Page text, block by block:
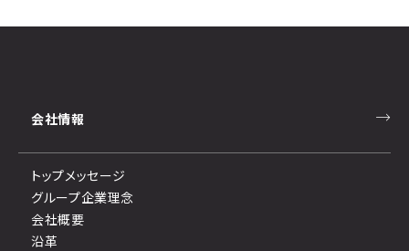
会社情報
トップメッセージ
グループ企業理念
会社概要
沿革